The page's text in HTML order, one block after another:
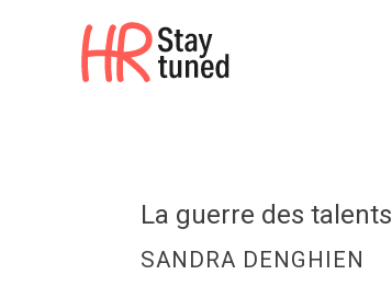
HR Stay tuned
La guerre des talents
SANDRA DENGHIEN